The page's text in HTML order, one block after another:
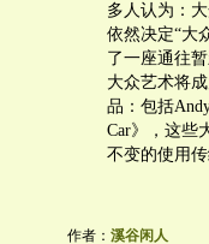
多人认为：
依然决定“大
了一座通往
大众艺术将
品：包括
Car》，这些
不变的使用
作者： 溪谷闲人